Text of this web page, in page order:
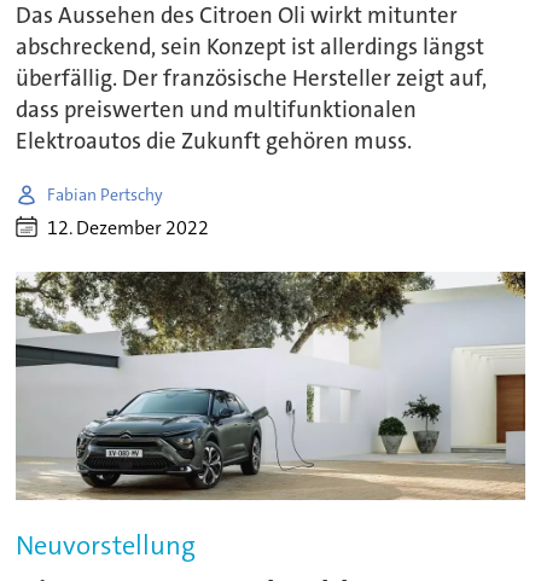
Das Aussehen des Citroen Oli wirkt mitunter
abschreckend, sein Konzept ist allerdings längst
überfällig. Der französische Hersteller zeigt auf,
dass preiswerten und multifunktionalen
Elektroautos die Zukunft gehören muss.
Fabian Pertschy
12. Dezember 2022
Neuvorstellung